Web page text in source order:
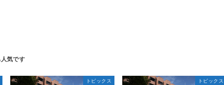
トピックス トピックス